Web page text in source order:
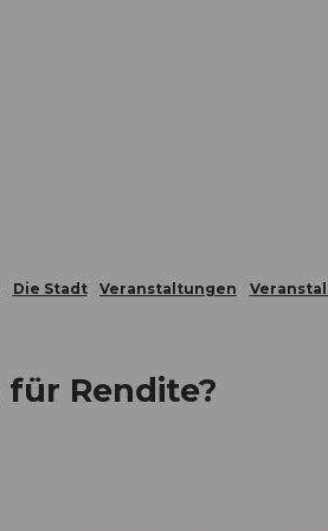
Die Stadt Veranstaltungen
für Rendite?